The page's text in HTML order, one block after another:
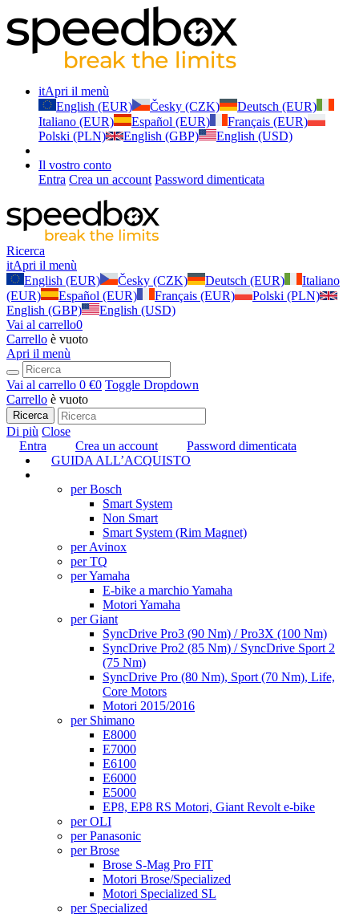
itApri il menù
English (EUR)
Česky (CZK)
Deutsch (EUR)
Italiano (EUR)
Español (EUR)
Français (EUR)
Polski (PLN)
English (GBP) English (USD)
Il vostro conto
Entra Crea un account Password dimenticata
Ricerca
itApri il menù
English (EUR)
Česky (CZK) Deutsch (EUR)
Italiano
(EUR)
Español (EUR) Français (EUR)
Polski (PLN)
English (GBP)
English (USD)
Vai al carrello0
Carrello è vuoto
Apri il menù
Vai al carrello 0 €0 Toggle Dropdown
Carrello è vuoto
Ricerca
Di più Close
Entra
Crea un account
Password dimenticata
GUIDA ALL’ACQUISTO
per Bosch
Smart System
Non Smart
Smart System (Rim Magnet)
per Avinox
per TQ
per Yamaha
E-bike a marchio Yamaha
Motori Yamaha
per Giant
SyncDrive Pro3 (90 Nm) / Pro3X (100 Nm)
SyncDrive Pro2 (85 Nm) / SyncDrive Sport 2
(75 Nm)
SyncDrive Pro (80 Nm), Sport (70 Nm), Life,
Core Motors
Motori 2015/2016
per Shimano
E8000
E7000
E6100
E6000
E5000
EP8, EP8 RS Motori, Giant Revolt e-bike
per OLI
per Panasonic
per Brose
Brose S-Mag Pro FIT
Motori Brose/Specialized
Motori Specialized SL
per Specialized